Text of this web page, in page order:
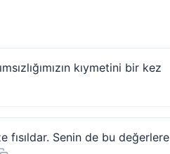
kıymetini bir kez
fısıldar. Senin de bu değerlere